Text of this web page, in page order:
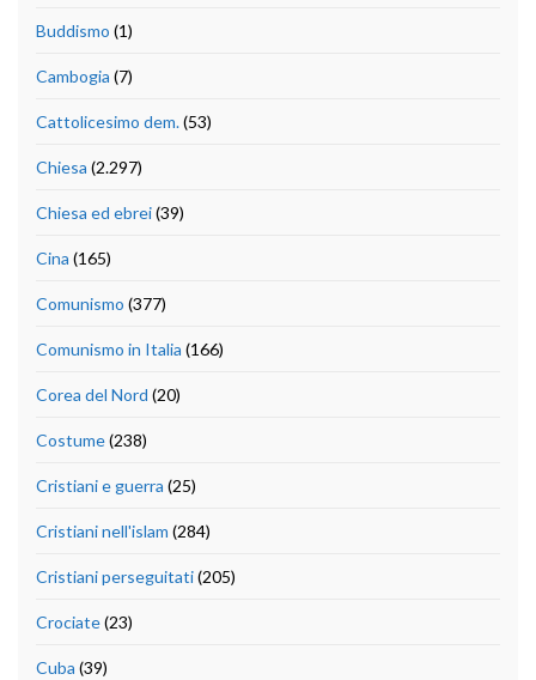
Buddismo (1)
Cambogia (7)
Cattolicesimo dem.(53)
Chiesa (2.297)
Chiesa ed ebrei(39)
Cina (165)
Comunismo (377)
Comunismo in Italia (166)
Corea del Nord (20)
Costume(238)
Cristiani e guerra (25)
Cristiani nell'islam (284)
Cristiani perseguitati(205)
Crociate(23)
Cuba (39)